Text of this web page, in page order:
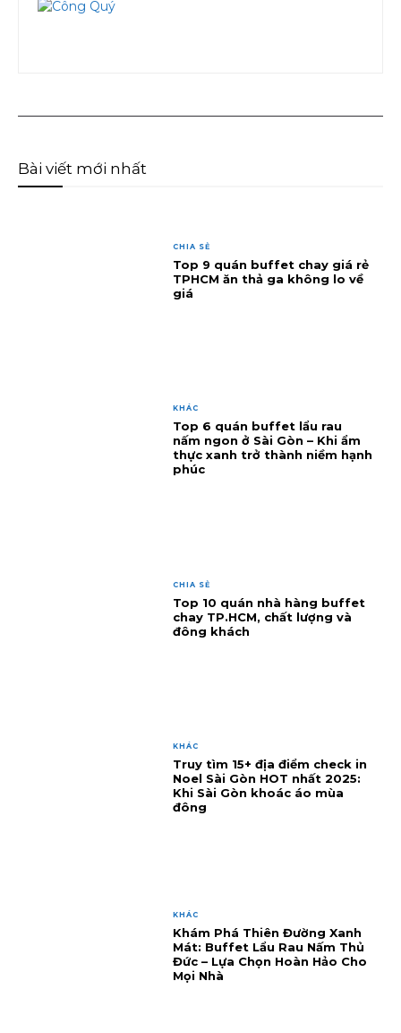
Bài viết mới nhất
CHIA SẺ
Top 9 quán buffet chay giá rẻ
TPHCM ăn thả ga không lo về
giá
KHÁC
Top 6 quán buffet lẩu rau
nấm ngon ở Sài Gòn – Khi ẩm
thực xanh trở thành niềm hạnh
phúc
CHIA SẺ
Top 10 quán nhà hàng buffet
chay TP.HCM, chất lượng và
đông khách
KHÁC
Truy tìm 15+ địa điểm check in
Noel Sài Gòn HOT nhất 2025:
Khi Sài Gòn khoác áo mùa
đông
KHÁC
Khám Phá Thiên Đường Xanh
Mát: Buffet Lẩu Rau Nấm Thủ
Đức – Lựa Chọn Hoàn Hảo Cho
Mọi Nhà